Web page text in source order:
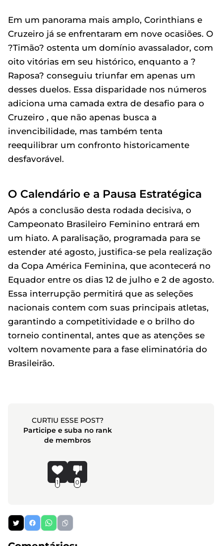
Em um panorama mais amplo, Corinthians e
Cruzeiro já se enfrentaram em nove ocasiões. O
?Timão? ostenta um domínio avassalador, com
oito vitórias em seu histórico, enquanto a ?
Raposa? conseguiu triunfar em apenas um
desses duelos. Essa disparidade nos números
adiciona uma camada extra de desafio para o
Cruzeiro , que não apenas busca a
invencibilidade, mas também tenta
reequilibrar um confronto historicamente
desfavorável.
O Calendário e a Pausa Estratégica
Após a conclusão desta rodada decisiva, o
Campeonato Brasileiro Feminino entrará em
um hiato. A paralisação, programada para se
estender até agosto, justifica-se pela realização
da Copa América Feminina, que acontecerá no
Equador entre os dias 12 de julho e 2 de agosto.
Essa interrupção permitirá que as seleções
nacionais contem com suas principais atletas,
garantindo a competitividade e o brilho do
torneio continental, antes que as atenções se
voltem novamente para a fase eliminatória do
Brasileirão.
CURTIU ESSE POST?
Participe e suba no rank
de membros
1 0